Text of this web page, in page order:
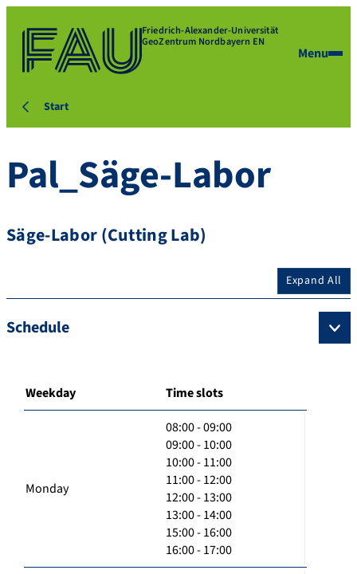
Friedrich-Alexander-Universität
GeoZentrum Nordbayern EN
Menu
Start
Pal_Säge-Labor
Säge-Labor (Cutting Lab)
Expand All
Schedule
Weekday Time slots
Monday
08:00 - 09:00
09:00 - 10:00
10:00 - 11:00
11:00 - 12:00
12:00 - 13:00
13:00 - 14:00
15:00 - 16:00
16:00 - 17:00